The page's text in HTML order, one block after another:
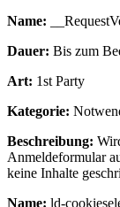
Name:
Dauer: Bis zum
Art: 1st Party
Kategorie:
Beschreibung:
Anmeldeformular
keine Inhalte
Name: ld-